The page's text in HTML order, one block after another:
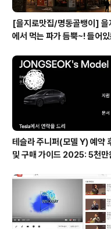
[을지로맛집/명동골뱅이] 을
에서 먹는 파가 듬뿍~! 들어
테슬라 주니퍼(모델 Y) 예약
및 구매 가이드 2025: 5천만